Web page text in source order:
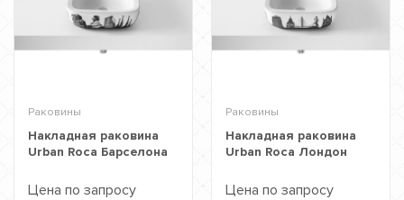
Раковины
Накладная раковина
Urban Roca Барселона
Цена по запросу
Раковины
Накладная раковина
Urban Roca Лондон
Цена по запросу